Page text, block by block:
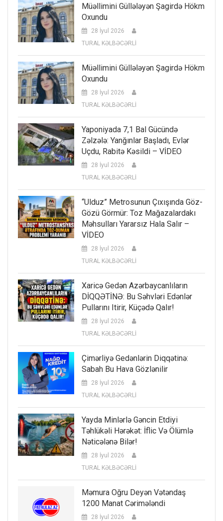
Müəllimini Güllələyən Şagirdə Hökm
Oxundu
28 İyul 2026
TURAL KƏLBƏCƏRLİ
Müəllimini Güllələyən Şagirdə Hökm
Oxundu
28 İyul 2026
TURAL KƏLBƏCƏRLİ
Yaponiyada 7,1 Bal Gücündə
Zəlzələ: Yanğınlar Başladı, Evlər
Uçdu, Rabitə Kəsildi – VİDEO
28 İyul 2026
TURAL KƏLBƏCƏRLİ
“Ulduz” Metrosunun Çıxışında Göz-
Gözü Görmür: Toz Mağazalardakı
Məhsulları Yararsız Hala Salır –
VİDEO
28 İyul 2026
TURAL KƏLBƏCƏRLİ
Xaricə Gedən Azərbaycanlıların
DİQQƏTİNƏ: Bu Səhvləri Edənlər
Pullarını Itirir, Küçədə Qalır!
28 İyul 2026
TURAL KƏLBƏCƏRLİ
Çimərliyə Gedənlərin Diqqətinə:
Sabah Bu Hava Gözlənilir
28 İyul 2026
TURAL KƏLBƏCƏRLİ
Yayda Minlərlə Gəncin Etdiyi
Təhlükəli Hərəkət: İflic Və Ölümlə
Nəticələnə Bilər!
28 İyul 2026
TURAL KƏLBƏCƏRLİ
Məmura Oğru Deyən Vətəndaş
1200 Manat Cərimələndi
28 İyul 2026